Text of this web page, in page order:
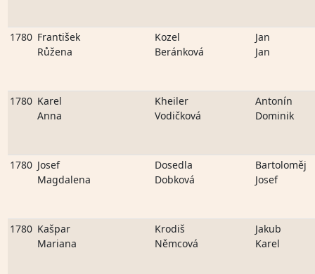
1780 František
Růžena
Kozel
Beránková
Jan
Jan
1780 Karel
Anna
Kheiler
Vodičková
Antonín
Dominik
1780 Josef
Magdalena
Dosedla
Dobková
Bartoloměj
Josef
1780 Kašpar
Mariana
Krodiš
Němcová
Jakub
Karel